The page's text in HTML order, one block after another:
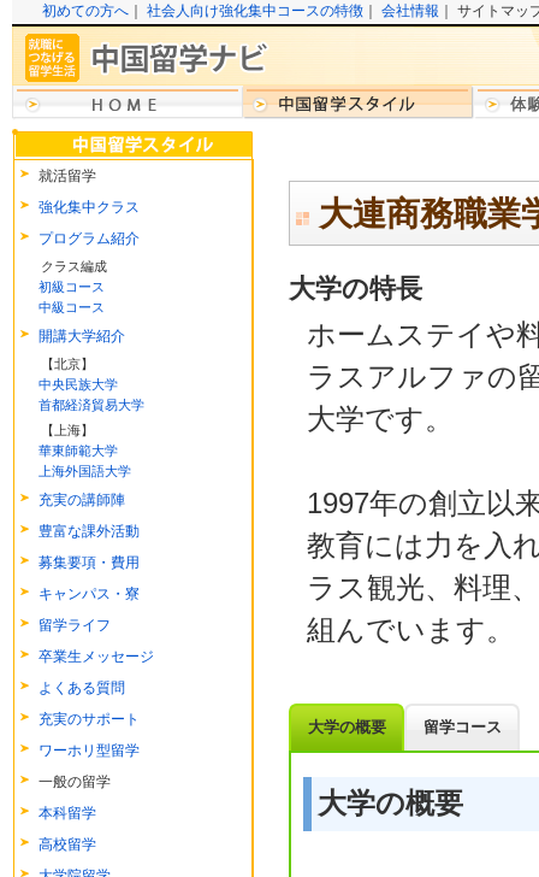
初めての方へ 社会人向け強化集中コースの特徴 会社情報 ｜ サイトマッ
就活留学
強化集中クラス
プログラム紹介
クラス編成
初級コース
中級コース
開講大学紹介
【北京】
中央民族大学
首都経済貿易大学
【上海】
華東師範大学
上海外国語大学
充実の講師陣
豊富な課外活動
募集要項・費用
キャンパス・寮
留学ライフ
卒業生メッセージ
よくある質問
充実のサポート
ワーホリ型留学
一般の留学
本科留学
高校留学
大連商務職業
大学の特長
ホームステイや
ラスアルファの
大学です。
1997年の創立以
教育には力を入
ラス観光、料理
組んでいます。
大学の概要 留学コース
大学の概要